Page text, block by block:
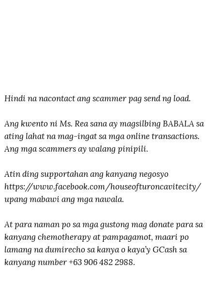
Hindi na nacontact ang scammer pag send ng load.
Ang kwento ni Ms. Rea sana ay magsilbing BABALA sa
ating lahat na mag-ingat sa mga online transactions.
Ang mga scammers ay walang pinipili.
Atin ding supportahan ang kanyang negosyo
https://www.facebook.com/houseofturoncavitecity/
upang mabawi ang mga nawala.
At para naman po sa mga gustong mag donate para sa
kanyang chemotherapy at pampagamot, maari po
lamang na dumirecho sa kanya o kaya’y GCash sa
kanyang number +63 906 482 2988.